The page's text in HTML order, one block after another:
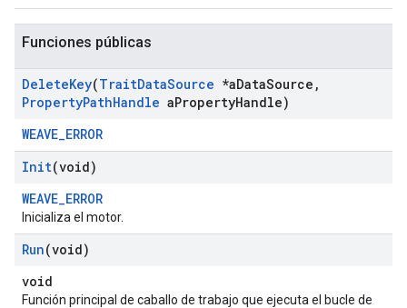
Funciones públicas
DeleteKey(TraitDataSource *aDataSource ,
PropertyPathHandle aPropertyHandle)
WEAVE_ERROR
Init(void)
WEAVE_ERROR
Inicializa el motor.
Run(void)
void
Función principal de caballo de trabajo que ejecuta el bucle de